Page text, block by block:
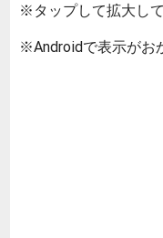
※タップして拡大し
※Androidで表示がお